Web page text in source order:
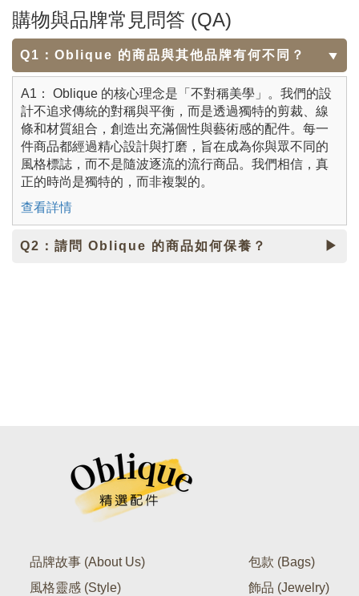
購物與品牌常見問答 (QA)
Q1：Oblique 的商品與其他品牌有何不同？
A1： Oblique 的核心理念是「不對稱美學」。我們的設
計不追求傳統的對稱與平衡，而是透過獨特的剪裁、線
條和材質組合，創造出充滿個性與藝術感的配件。每一
件商品都經過精心設計與打磨，旨在成為你與眾不同的
風格標誌，而不是隨波逐流的流行商品。我們相信，真
正的時尚是獨特的，而非複製的。
查看詳情
Q2：請問 Oblique 的商品如何保養？
品牌故事 (About Us)
風格靈感 (Style)
包款 (Bags)
飾品 (Jewelry)